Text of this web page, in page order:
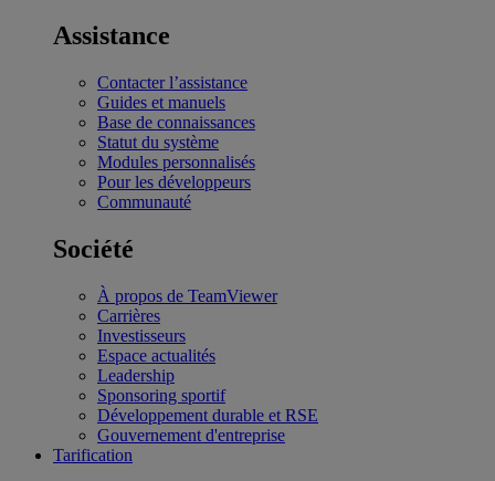
Assistance
Contacter l’assistance
Guides et manuels
Base de connaissances
Statut du système
Modules personnalisés
Pour les développeurs
Communauté
Société
À propos de TeamViewer
Carrières
Investisseurs
Espace actualités
Leadership
Sponsoring sportif
Développement durable et RSE
Gouvernement d'entreprise
Tarification